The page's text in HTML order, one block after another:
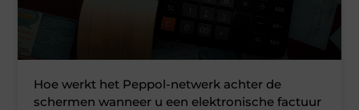
Hoe werkt het Peppol-netwerk achter de
schermen wanneer u een elektronische factuur